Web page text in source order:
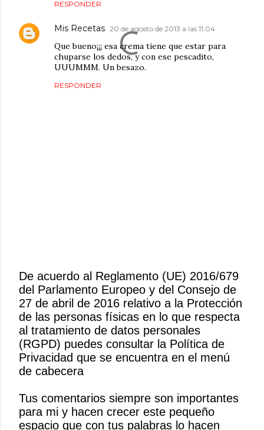
RESPONDER
Mis Recetas 20 de agosto de 2013 a las 11:04
Que bueno¡¡¡ esa crema tiene que estar para
chuparse los dedos, y con ese pescadito,
UUUMMM. Un besazo.
RESPONDER
P
u
b
l
i
c
a
u
n
c
De acuerdo al Reglamento (UE) 2016/679
del Parlamento Europeo y del Consejo de
27 de abril de 2016 relativo a la Protección
de las personas físicas en lo que respecta
al tratamiento de datos personales
(RGPD) puedes consultar la Política de
Privacidad que se encuentra en el menú
de cabecera
Tus comentarios siempre son importantes
para mi y hacen crecer este pequeño
espacio que con tus palabras lo hacen